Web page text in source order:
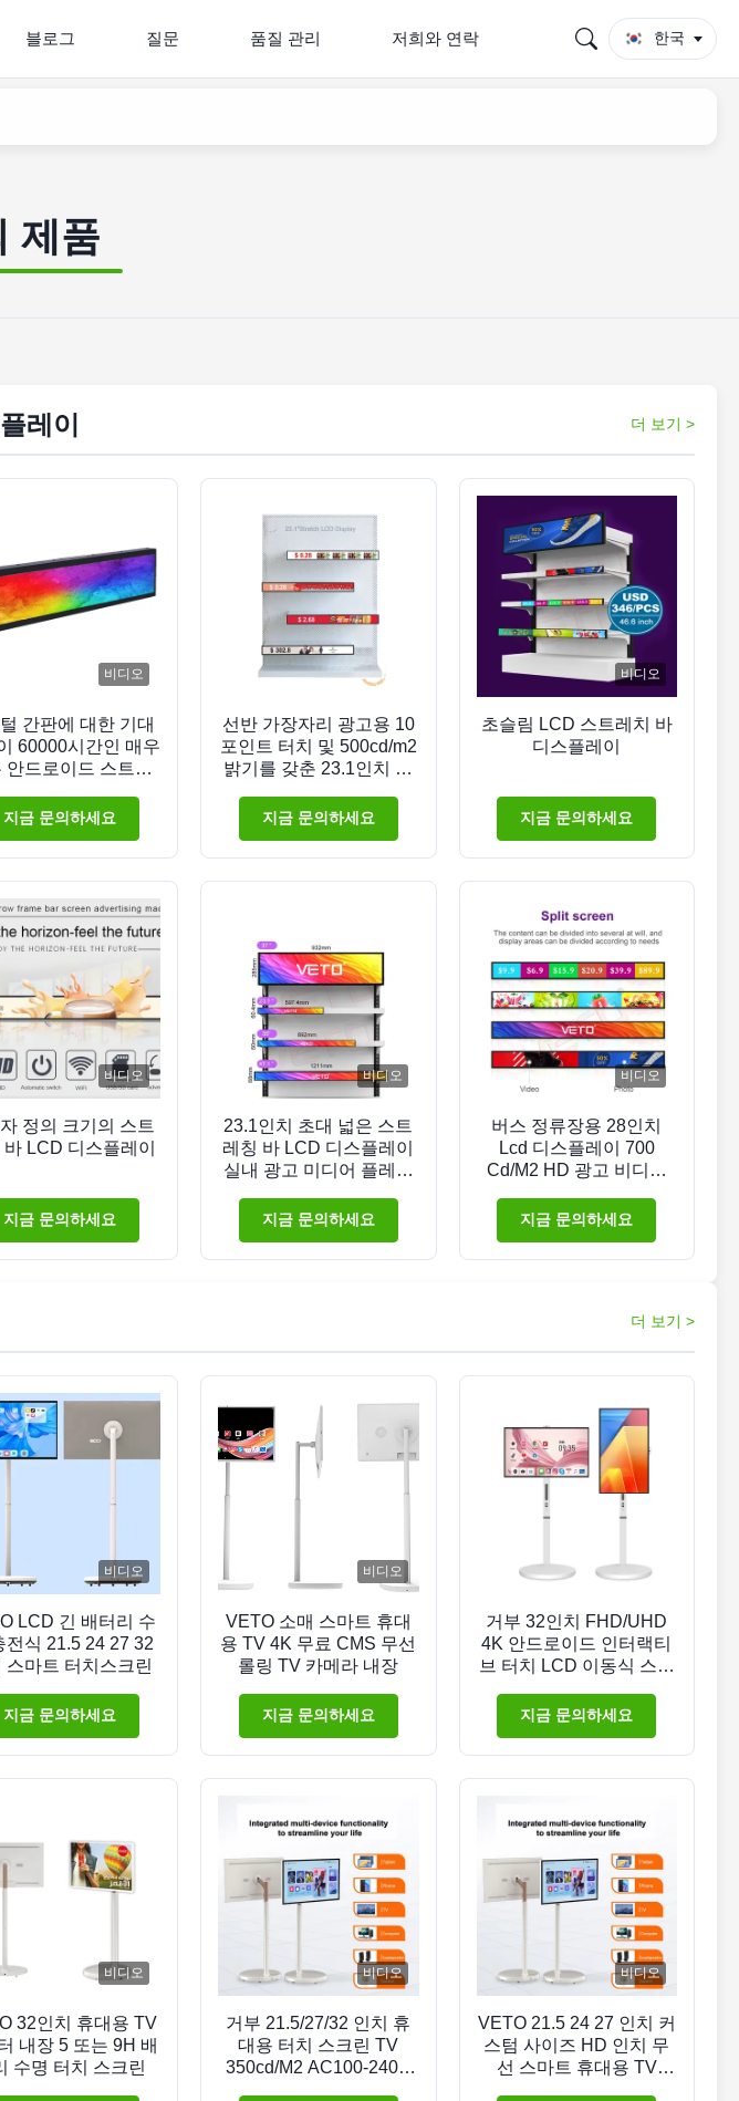
블로그 질문 품질 관리 저희와 연락 한국
제품
레이 더 보기 >
비디오
간판에 대한 기대
60000시간인 매우
안드로이드 스트레
지금 문의하세요
선반 가장자리 광고용 10
포인트 터치 및 500cd/m2
밝기를 갖춘 23.1인치 스
이
지금 문의하세요
비디오
초슬림 LCD 스트레치 바
디스플레이
지금 문의하세요
비디오
정의 크기의 스트
바 LCD 디스플레이
지금 문의하세요
비디오
23.1인치 초대 넓은 스트
레칭 바 LCD 디스플레이
실내 광고 미디어 플레이
지금 문의하세요
비디오
버스 정류장용 28인치
Lcd 디스플레이 700
Cd/M2 HD 광고 비디오
지금 문의하세요
더 보기 >
비디오
LCD 긴 배터리 수
전식 21.5 24 27 32
스마트 터치스크린
지금 문의하세요
비디오
VETO 소매 스마트 휴대
용 TV 4K 무료 CMS 무선
롤링 TV 카메라 내장
지금 문의하세요
거부 32인치 FHD/UHD
4K 안드로이드 인터랙티
브 터치 LCD 이동식 스탠
지금 문의하세요
비디오
32인치 휴대용 TV
내장 5 또는 9H 배
수명 터치 스크린
비디오
거부 21.5/27/32 인치 휴
대용 터치 스크린 TV
350cd/M2 AC100-240V
비디오
VETO 21.5 24 27 인치 커
스텀 사이즈 HD 인치 무
선 스마트 휴대용 TV